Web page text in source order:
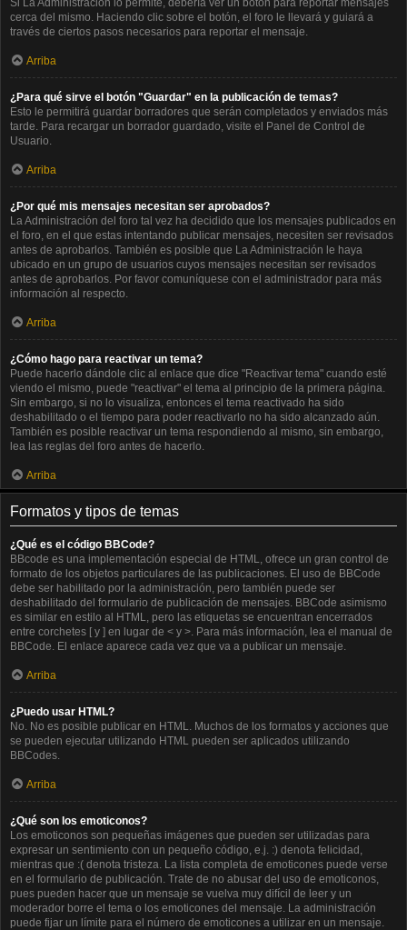
cerca del mismo. Haciendo clic sobre el botón, el foro le llevará y guiará a
través de ciertos pasos necesarios para reportar el mensaje.
Arriba
¿Para qué sirve el botón "Guardar" en la publicación de temas?
Esto le permitirá guardar borradores que serán completados y enviados más
tarde. Para recargar un borrador guardado, visite el Panel de Control de
Usuario.
Arriba
¿Por qué mis mensajes necesitan ser aprobados?
La Administración del foro tal vez ha decidido que los mensajes publicados en
el foro, en el que estas intentando publicar mensajes, necesiten ser revisados
antes de aprobarlos. También es posible que La Administración le haya
ubicado en un grupo de usuarios cuyos mensajes necesitan ser revisados
antes de aprobarlos. Por favor comuníquese con el administrador para más
información al respecto.
Arriba
¿Cómo hago para reactivar un tema?
Puede hacerlo dándole clic al enlace que dice "Reactivar tema" cuando esté
viendo el mismo, puede "reactivar" el tema al principio de la primera página.
Sin embargo, si no lo visualiza, entonces el tema reactivado ha sido
deshabilitado o el tiempo para poder reactivarlo no ha sido alcanzado aún.
También es posible reactivar un tema respondiendo al mismo, sin embargo,
lea las reglas del foro antes de hacerlo.
Arriba
Formatos y tipos de temas
¿Qué es el código BBCode?
BBcode es una implementación especial de HTML, ofrece un gran control de
formato de los objetos particulares de las publicaciones. El uso de BBCode
debe ser habilitado por la administración, pero también puede ser
deshabilitado del formulario de publicación de mensajes. BBCode asimismo
es similar en estilo al HTML, pero las etiquetas se encuentran encerrados
entre corchetes [ y ] en lugar de < y >. Para más información, lea el manual de
BBCode. El enlace aparece cada vez que va a publicar un mensaje.
Arriba
¿Puedo usar HTML?
No. No es posible publicar en HTML. Muchos de los formatos y acciones que
se pueden ejecutar utilizando HTML pueden ser aplicados utilizando
BBCodes.
Arriba
¿Qué son los emoticonos?
Los emoticonos son pequeñas imágenes que pueden ser utilizadas para
expresar un sentimiento con un pequeño código, e.j. :) denota felicidad,
mientras que :( denota tristeza. La lista completa de emoticones puede verse
en el formulario de publicación. Trate de no abusar del uso de emoticonos,
pues pueden hacer que un mensaje se vuelva muy difícil de leer y un
moderador borre el tema o los emoticones del mensaje. La administración
puede fijar un límite para el número de emoticones a utilizar en un mensaje.